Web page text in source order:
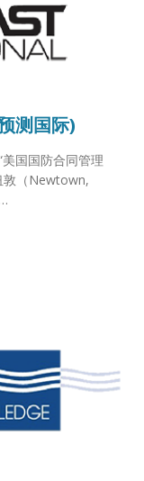
测国际)
国国防合同管理
敦（Newtown,